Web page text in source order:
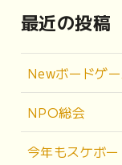
最近の投稿
Newボードゲ
NPO総会
今年もスケボー